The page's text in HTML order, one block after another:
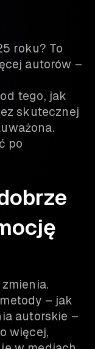
roku? To
autorów –
tego, jak
skutecznej
po
– jak
autorskie –
więcej,